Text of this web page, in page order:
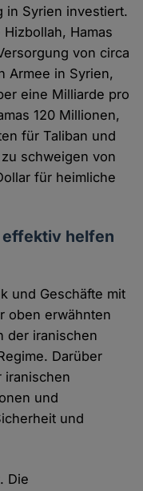
in Syrien investiert.
Hamas
von circa
Armee in Syrien,
eine Milliarde pro
120 Millionen,
für Taliban und
schweigen von
für heimliche
effektiv helfen
und Geschäfte mit
oben erwähnten
der iranischen
Darüber
iranischen
und
und
Die